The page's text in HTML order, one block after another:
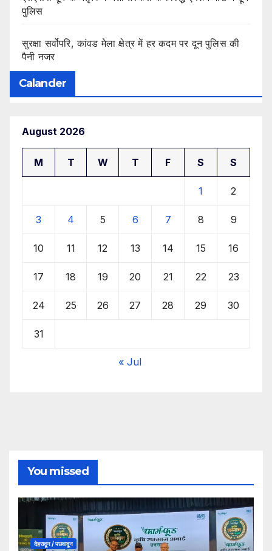
पुलिस
सुरक्षा सर्वोपरि, कांवड मेला क्षेत्र में हर कदम पर दून पुलिस की
पैनी नजर
Calander
August 2026
M T W T F S S
1 2
3 4 5 6 7 8 9
10 11 12 13 14 15 16
17 18 19 20 21 22 23
24 25 26 27 28 29 30
31
« Jul
You missed
देहरादून / पछवादून